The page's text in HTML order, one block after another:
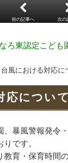
風における対応に
応について
、暴風警報発令
です。
教育・保育時間
前の記事へ 次の